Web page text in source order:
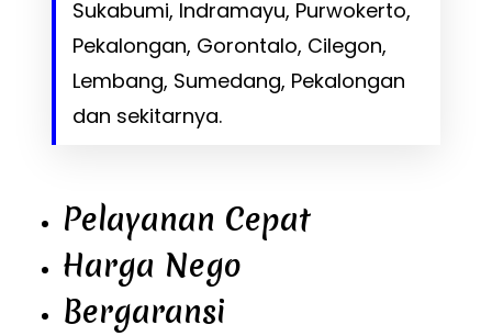
Sukabumi, Indramayu, Purwokerto,
Pekalongan, Gorontalo, Cilegon,
Lembang, Sumedang, Pekalongan
dan sekitarnya.
Pelayanan Cepat
Harga Nego
Bergaransi